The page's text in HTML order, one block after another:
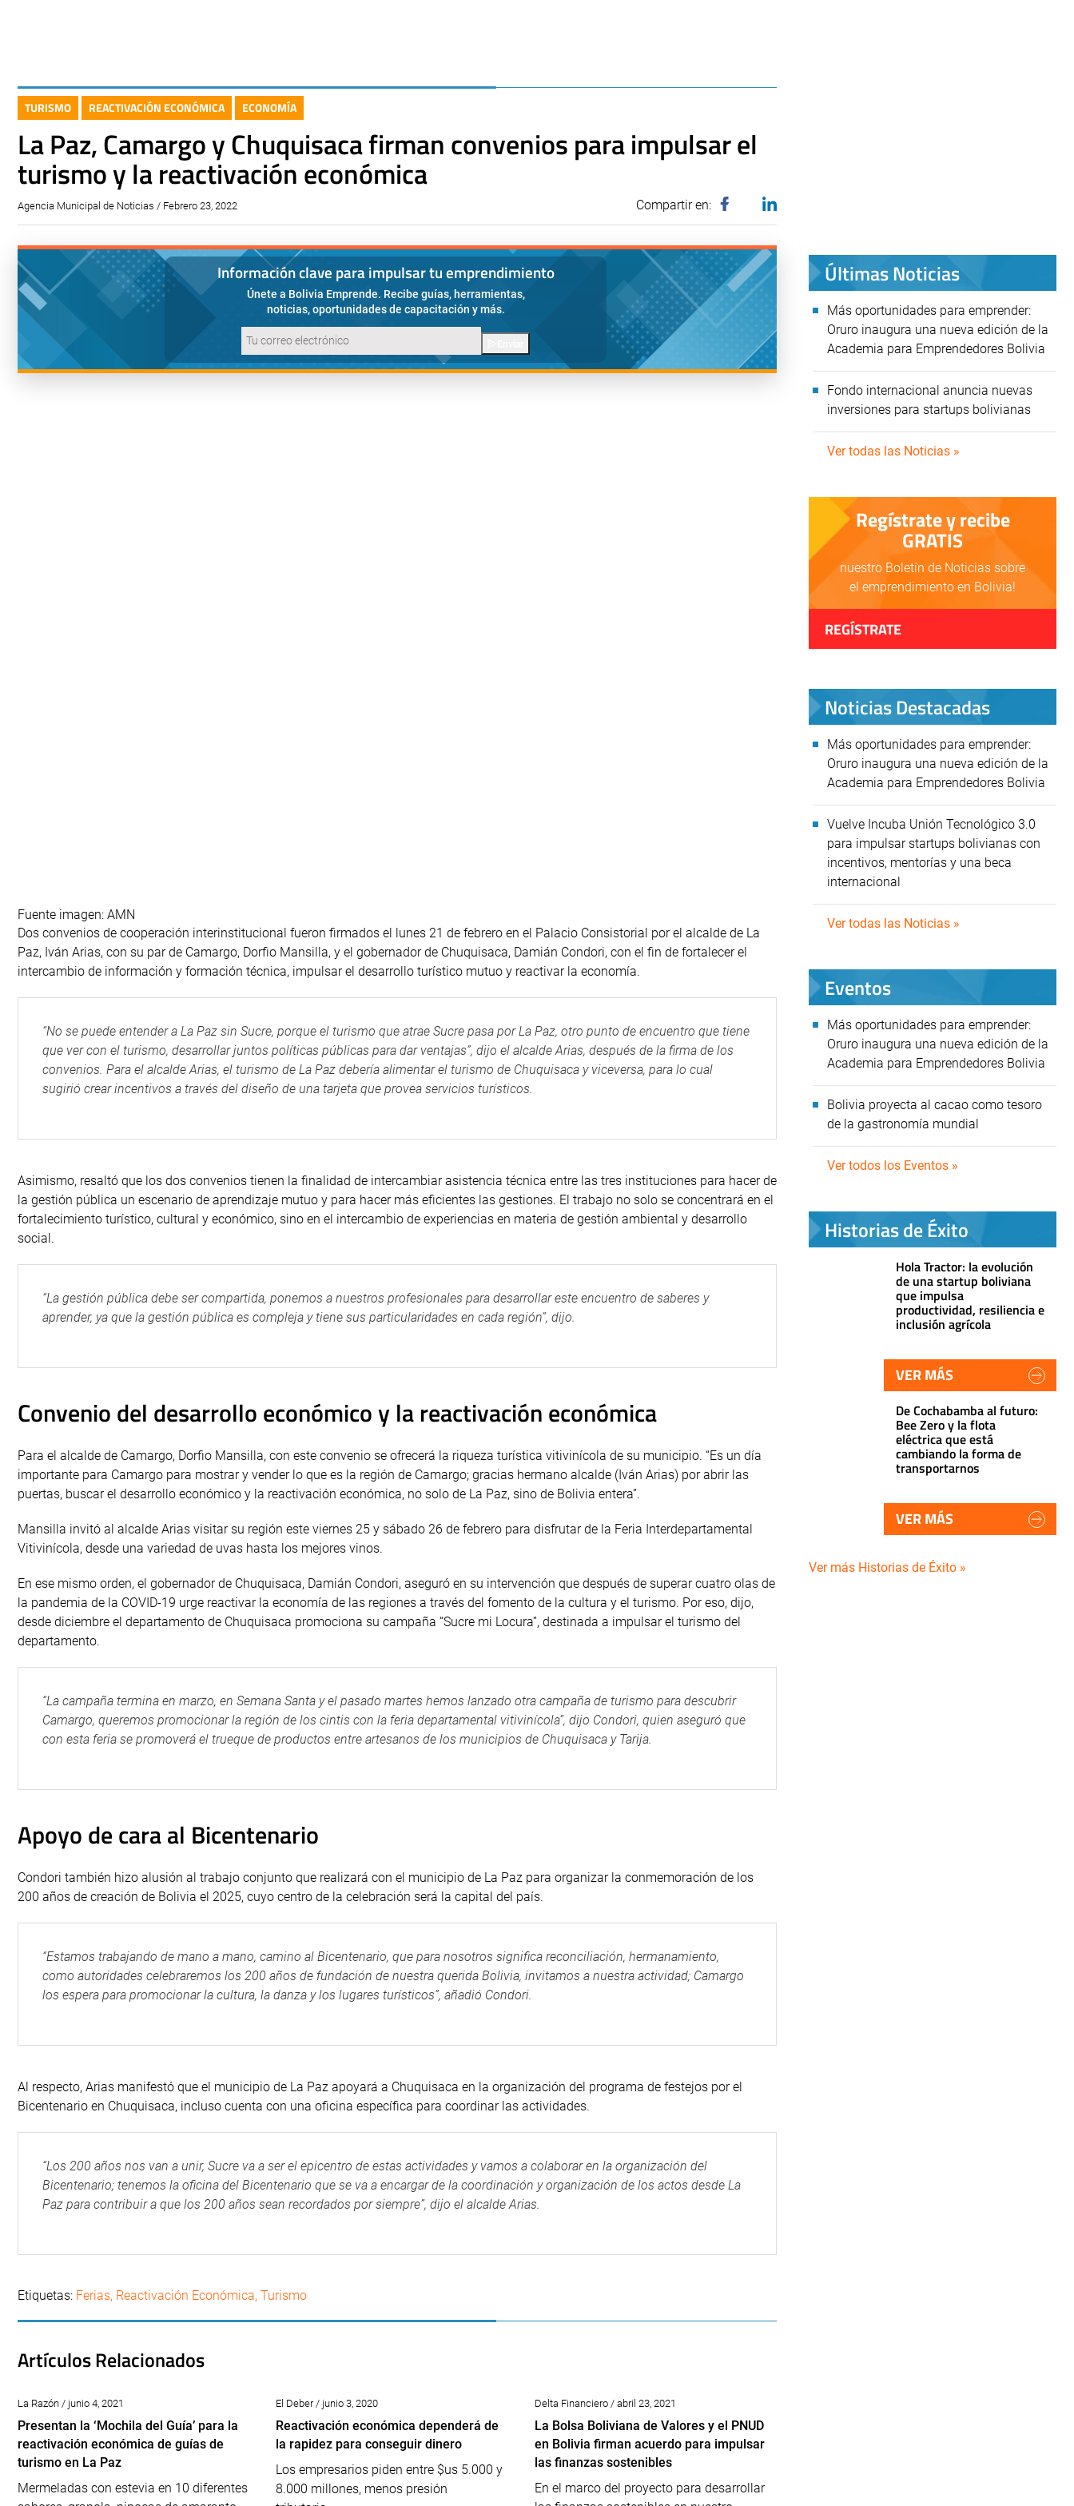
TURISMO REACTIVACIÓN ECONÓMICA ECONOMÍA
La Paz, Camargo y Chuquisaca firman convenios para impulsar el
turismo y la reactivación económica
Agencia Municipal de Noticias / Febrero 23, 2022 Compartir en:
Información clave para impulsar tu emprendimiento
Únete a Bolivia Emprende. Recibe guías, herramientas,
noticias, oportunidades de capacitación y más.
Fuente imagen: AMN
Dos convenios de cooperación interinstitucional fueron firmados el lunes 21 de febrero en el Palacio Consistorial por el alcalde de La
Paz, Iván Arias, con su par de Camargo, Dorfio Mansilla, y el gobernador de Chuquisaca, Damián Condori, con el fin de fortalecer el
intercambio de información y formación técnica, impulsar el desarrollo turístico mutuo y reactivar la economía.
“No se puede entender a La Paz sin Sucre, porque el turismo que atrae Sucre pasa por La Paz, otro punto de encuentro que tiene
que ver con el turismo, desarrollar juntos políticas públicas para dar ventajas”, dijo el alcalde Arias, después de la firma de los
convenios. Para el alcalde Arias, el turismo de La Paz debería alimentar el turismo de Chuquisaca y viceversa, para lo cual
sugirió crear incentivos a través del diseño de una tarjeta que provea servicios turísticos.
Asimismo, resaltó que los dos convenios tienen la finalidad de intercambiar asistencia técnica entre las tres instituciones para hacer de
la gestión pública un escenario de aprendizaje mutuo y para hacer más eficientes las gestiones. El trabajo no solo se concentrará en el
fortalecimiento turístico, cultural y económico, sino en el intercambio de experiencias en materia de gestión ambiental y desarrollo
social.
“La gestión pública debe ser compartida, ponemos a nuestros profesionales para desarrollar este encuentro de saberes y
aprender, ya que la gestión pública es compleja y tiene sus particularidades en cada región”, dijo.
Convenio del desarrollo económico y la reactivación económica
Para el alcalde de Camargo, Dorfio Mansilla, con este convenio se ofrecerá la riqueza turística vitivinícola de su municipio. “Es un día
importante para Camargo para mostrar y vender lo que es la región de Camargo; gracias hermano alcalde (Iván Arias) por abrir las
puertas, buscar el desarrollo económico y la reactivación económica, no solo de La Paz, sino de Bolivia entera”.
Mansilla invitó al alcalde Arias visitar su región este viernes 25 y sábado 26 de febrero para disfrutar de la Feria Interdepartamental
Vitivinícola, desde una variedad de uvas hasta los mejores vinos.
En ese mismo orden, el gobernador de Chuquisaca, Damián Condori, aseguró en su intervención que después de superar cuatro olas de
la pandemia de la COVID-19 urge reactivar la economía de las regiones a través del fomento de la cultura y el turismo. Por eso, dijo,
desde diciembre el departamento de Chuquisaca promociona su campaña “Sucre mi Locura”, destinada a impulsar el turismo del
departamento.
“La campaña termina en marzo, en Semana Santa y el pasado martes hemos lanzado otra campaña de turismo para descubrir
Camargo, queremos promocionar la región de los cintis con la feria departamental vitivinícola”, dijo Condori, quien aseguró que
con esta feria se promoverá el trueque de productos entre artesanos de los municipios de Chuquisaca y Tarija.
Apoyo de cara al Bicentenario
Condori también hizo alusión al trabajo conjunto que realizará con el municipio de La Paz para organizar la conmemoración de los
200 años de creación de Bolivia el 2025, cuyo centro de la celebración será la capital del país.
“Estamos trabajando de mano a mano, camino al Bicentenario, que para nosotros significa reconciliación, hermanamiento,
como autoridades celebraremos los 200 años de fundación de nuestra querida Bolivia, invitamos a nuestra actividad; Camargo
los espera para promocionar la cultura, la danza y los lugares turísticos”, añadió Condori.
Al respecto, Arias manifestó que el municipio de La Paz apoyará a Chuquisaca en la organización del programa de festejos por el
Bicentenario en Chuquisaca, incluso cuenta con una oficina específica para coordinar las actividades.
“Los 200 años nos van a unir, Sucre va a ser el epicentro de estas actividades y vamos a colaborar en la organización del
Bicentenario; tenemos la oficina del Bicentenario que se va a encargar de la coordinación y organización de los actos desde La
Paz para contribuir a que los 200 años sean recordados por siempre”, dijo el alcalde Arias.
Etiquetas: Ferias, Reactivación Económica, Turismo
Artículos Relacionados
La Razón / junio 4, 2021
Presentan la ‘Mochila del Guía’ para la
reactivación económica de guías de
turismo en La Paz
Mermeladas con estevia en 10 diferentes
El Deber / junio 3, 2020
Reactivación económica dependerá de
la rapidez para conseguir dinero
Los empresarios piden entre $us 5.000 y
8.000 millones, menos presión
Delta Financiero / abril 23, 2021
La Bolsa Boliviana de Valores y el PNUD
en Bolivia firman acuerdo para impulsar
las finanzas sostenibles
En el marco del proyecto para desarrollar
Últimas Noticias
Más oportunidades para emprender:
Oruro inaugura una nueva edición de la
Academia para Emprendedores Bolivia
Fondo internacional anuncia nuevas
inversiones para startups bolivianas
Ver todas las Noticias »
Regístrate y recibe
GRATIS
nuestro Boletín de Noticias sobre
el emprendimiento en Bolivia!
REGÍSTRATE
Noticias Destacadas
Más oportunidades para emprender:
Oruro inaugura una nueva edición de la
Academia para Emprendedores Bolivia
Vuelve Incuba Unión Tecnológico 3.0
para impulsar startups bolivianas con
incentivos, mentorías y una beca
internacional
Ver todas las Noticias »
Eventos
Más oportunidades para emprender:
Oruro inaugura una nueva edición de la
Academia para Emprendedores Bolivia
Bolivia proyecta al cacao como tesoro
de la gastronomía mundial
Ver todos los Eventos »
Historias de Éxito
Hola Tractor: la evolución
de una startup boliviana
que impulsa
productividad, resiliencia e
inclusión agrícola
VER MÁS
De Cochabamba al futuro:
Bee Zero y la flota
eléctrica que está
cambiando la forma de
transportarnos
VER MÁS
Ver más Historias de Éxito »